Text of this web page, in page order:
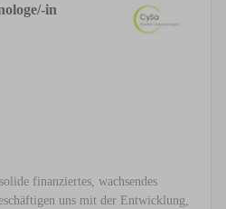
in
finanziertes, wachsendes
uns mit der Entwicklung,